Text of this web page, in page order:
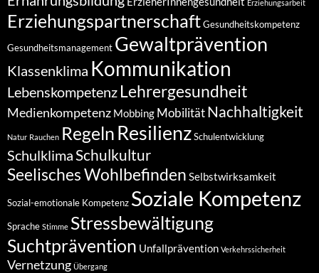
Erziehungsarbeit
ErziehungspartnerschaftGesundheitskompetenz
Gesundheitsmanagement Gewaltprävention
Klassenklima Kommunikation
Lebenskompetenz Lehrergesundheit
Medienkompetenz Mobbing MobilitätNachhaltigkeit
Natur Rauchen Regeln ResilienzSchulentwicklung
Schulklima Schulkultur
Seelisches Wohlbefinden Selbstwirksamkeit
Sozial-emotionale Kompetenz Soziale Kompetenz
Sprache Stimme Stressbewältigung
Suchtprävention Unfallprävention Verkehrssicherheit
Vernetzung Übergang